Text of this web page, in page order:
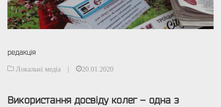
редакція
Локальні медіа | 20.01.2020
Використання досвіду колег – одна з